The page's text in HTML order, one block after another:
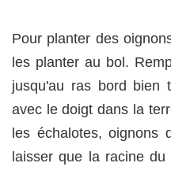
Pour planter des
les planter au bol.
jusqu'au ras bord bien
avec le doigt dans la
les échalotes, oignons
laisser que la racine